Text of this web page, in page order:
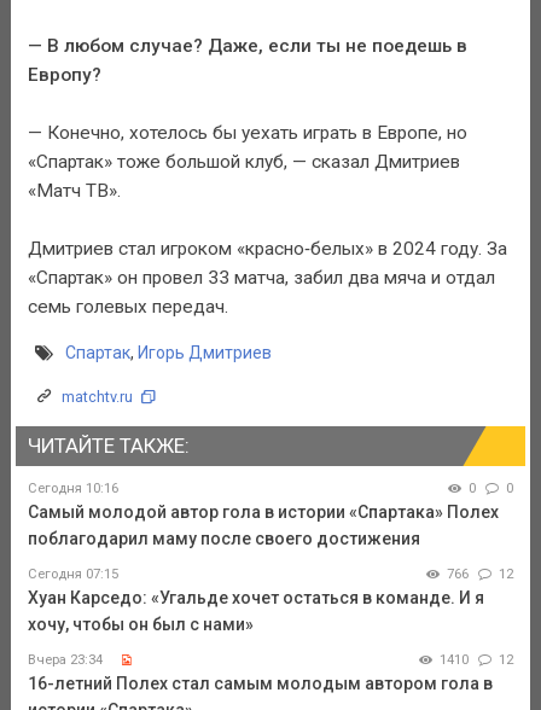
— В любом случае? Даже, если ты не поедешь в
Европу?
— Конечно, хотелось бы уехать играть в Европе, но
«Спартак» тоже большой клуб, — сказал Дмитриев
«Матч ТВ».
Дмитриев стал игроком «красно‑белых» в 2024 году. За
«Спартак» он провел 33 матча, забил два мяча и отдал
семь голевых передач.
Спартак, Игорь Дмитриев
matchtv.ru
ЧИТАЙТЕ ТАКЖЕ:
Сегодня 10:16 0 0
Самый молодой автор гола в истории «Спартака» Полех
поблагодарил маму после своего достижения
Сегодня 07:15 766 12
Хуан Карседо: «Угальде хочет остаться в команде. И я
хочу, чтобы он был с нами»
Вчера 23:34 1410 12
16-летний Полех стал самым молодым автором гола в